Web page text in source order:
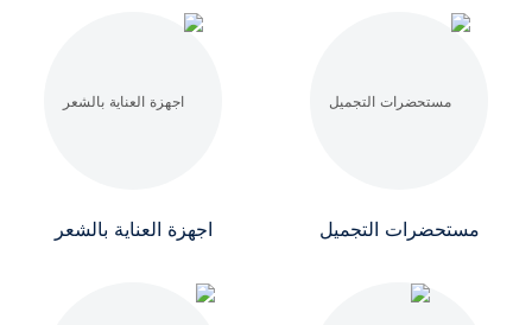
مستحضرات التجميل اجهزة العناية بالشعر